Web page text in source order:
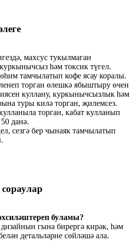
махсус тукылмаган
һәм токсик түгел.
тамчылатып кофе ясау коралы.
торган өлешкә ябыштыру өчен
куллану, куркынычсызлык һәм
туры килә торган, җилемсез.
торган, кабат кулланып
данә.
сезгә бер чынаяк тамчылатып
буламы?
гына бирергә кирәк, һәм
детальләрне сөйләшә ала.